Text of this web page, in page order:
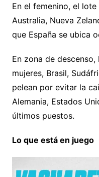
En el femenino, el
Australia, Nueva
que España se ubica
En zona de
mujeres, Brasil,
pelean por evitar la
Alemania, Estados
últimos puestos.
Lo que está en juego